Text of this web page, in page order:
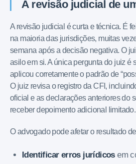
A revisão judicial de
A revisão judicial é curta e técnica. É
na maioria das jurisdições, muitas
semana após a decisão negativa. O
asilo em si. A única pergunta do juiz é
aplicou corretamente o padrão de
O juiz revisa o registro da CFI,
oficial e as declarações anteriores do
receber depoimento adicional limitado.
O advogado pode afetar o resultado
Identificar erros jurídicosem